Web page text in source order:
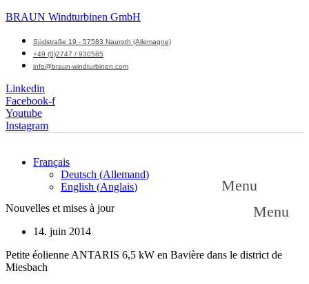
BRAUN Windturbinen GmbH
Südstraße 19 - 57583 Nauroth (Allemagne)
+49 (0)2747 / 930585
info@braun-windturbinen.com
Linkedin
Facebook-f
Youtube
Instagram
Français
Deutsch (Allemand)
English (Anglais)
Menu
Menu
Nouvelles et mises à jour
14. juin 2014
Petite éolienne ANTARIS 6,5 kW en Bavière dans le district de
Miesbach